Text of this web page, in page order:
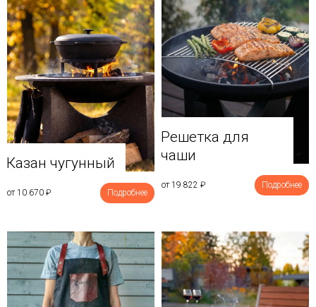
Казан чугунный
от 10 670 ₽ Подробнее
Решетка для
чаши
от 19 822 ₽ Подробнее